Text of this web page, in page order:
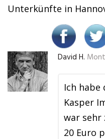
Unterkünfte in
David H.
Ich
Kasper
war sehr
20 Euro